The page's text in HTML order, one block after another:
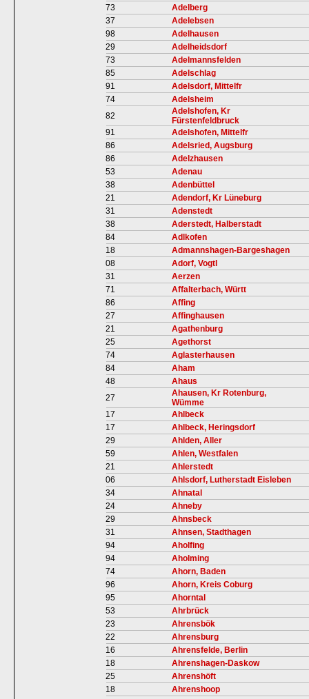
73
Adelberg
37
Adelebsen
98
Adelhausen
29
Adelheidsdorf
73
Adelmannsfelden
85
Adelschlag
91
Adelsdorf, Mittelfr
74
Adelsheim
82
Adelshofen, Kr
Fürstenfeldbruck
91
Adelshofen, Mittelfr
86
Adelsried, Augsburg
86
Adelzhausen
53
Adenau
38
Adenbüttel
21
Adendorf, Kr Lüneburg
31
Adenstedt
38
Aderstedt, Halberstadt
84
Adlkofen
18
Admannshagen-Bargeshagen
08
Adorf, Vogtl
31
Aerzen
71
Affalterbach, Württ
86
Affing
27
Affinghausen
21
Agathenburg
25
Agethorst
74
Aglasterhausen
84
Aham
48
Ahaus
27
Ahausen, Kr Rotenburg,
Wümme
17
Ahlbeck
17
Ahlbeck, Heringsdorf
29
Ahlden, Aller
59
Ahlen, Westfalen
21
Ahlerstedt
06
Ahlsdorf, Lutherstadt Eisleben
34
Ahnatal
24
Ahneby
29
Ahnsbeck
31
Ahnsen, Stadthagen
94
Aholfing
94
Aholming
74
Ahorn, Baden
96
Ahorn, Kreis Coburg
95
Ahorntal
53
Ahrbrück
23
Ahrensbök
22
Ahrensburg
16
Ahrensfelde, Berlin
18
Ahrenshagen-Daskow
25
Ahrenshöft
18
Ahrenshoop